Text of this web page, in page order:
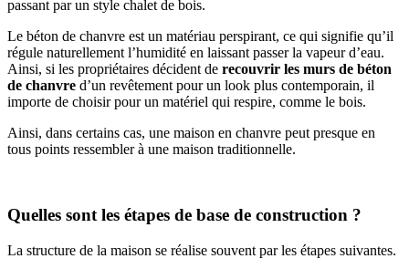
passant par un style chalet de bois.
Le béton de chanvre est un matériau perspirant, ce qui signifie qu’il
régule naturellement l’humidité en laissant passer la vapeur d’eau.
Ainsi, si les propriétaires décident de recouvrir les murs de béton
de chanvre d’un revêtement pour un look plus contemporain, il
importe de choisir pour un matériel qui respire, comme le bois.
Ainsi, dans certains cas, une maison en chanvre peut presque en
tous points ressembler à une maison traditionnelle.
Quelles sont les étapes de base de construction ?
La structure de la maison se réalise souvent par les étapes suivantes.